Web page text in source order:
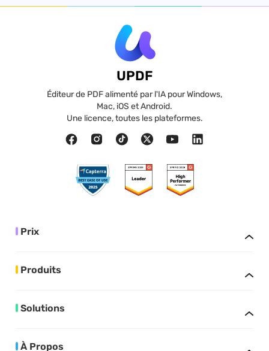
UPDF
Éditeur de PDF alimenté par l'IA pour Windows,
Mac, iOS et Android.
Une licence, toutes les plateformes.
Prix
Produits
Solutions
À Propos